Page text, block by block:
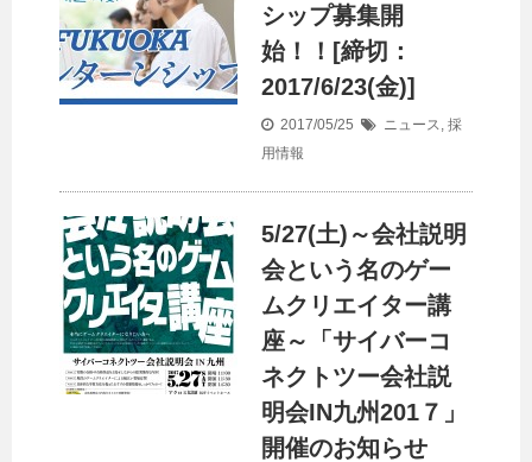
シップ募集開
始！！[締切：
2017/6/23(金)]
2017/05/25 ニュース, 採
用情報
5/27(土)～会社説明
会という名のゲー
ムクリエイター講
座～「サイバーコ
ネクトツー会社説
明会IN九州201７」
開催のお知らせ